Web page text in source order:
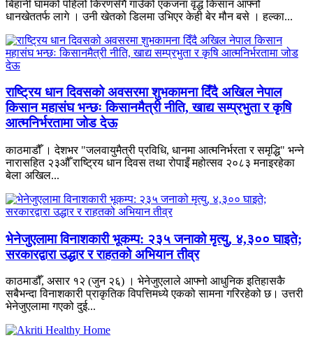
बिहानी घामको पहिलो किरणसँगै गाउँको एकजना वृद्ध किसान आफ्नो
धानखेततर्फ लागे । उनी खेतको डिलमा उभिएर केही बेर मौन बसे । हल्का...
राष्ट्रिय धान दिवसको अवसरमा शुभकामना दिँदै अखिल नेपाल
किसान महासंघ भन्छः किसानमैत्री नीति, खाद्य सम्प्रभुता र कृषि
आत्मनिर्भरतामा जोड देऊ
काठमाडौँ । देशभर "जलवायुमैत्री प्रविधि, धानमा आत्मनिर्भरता र समृद्धि" भन्ने
नारासहित २३औँ राष्ट्रिय धान दिवस तथा रोपाइँ महोत्सव २०८३ मनाइरहेका
बेला अखिल...
भेनेजुएलामा विनाशकारी भूकम्प: २३५ जनाको मृत्यु, ४,३०० घाइते;
सरकारद्वारा उद्धार र राहतको अभियान तीव्र
काठमाडौँ, असार १२ (जुन २६) । भेनेजुएलाले आफ्नो आधुनिक इतिहासकै
सबैभन्दा विनाशकारी प्राकृतिक विपत्तिमध्ये एकको सामना गरिरहेको छ। उत्तरी
भेनेजुएलामा गएको दुई...